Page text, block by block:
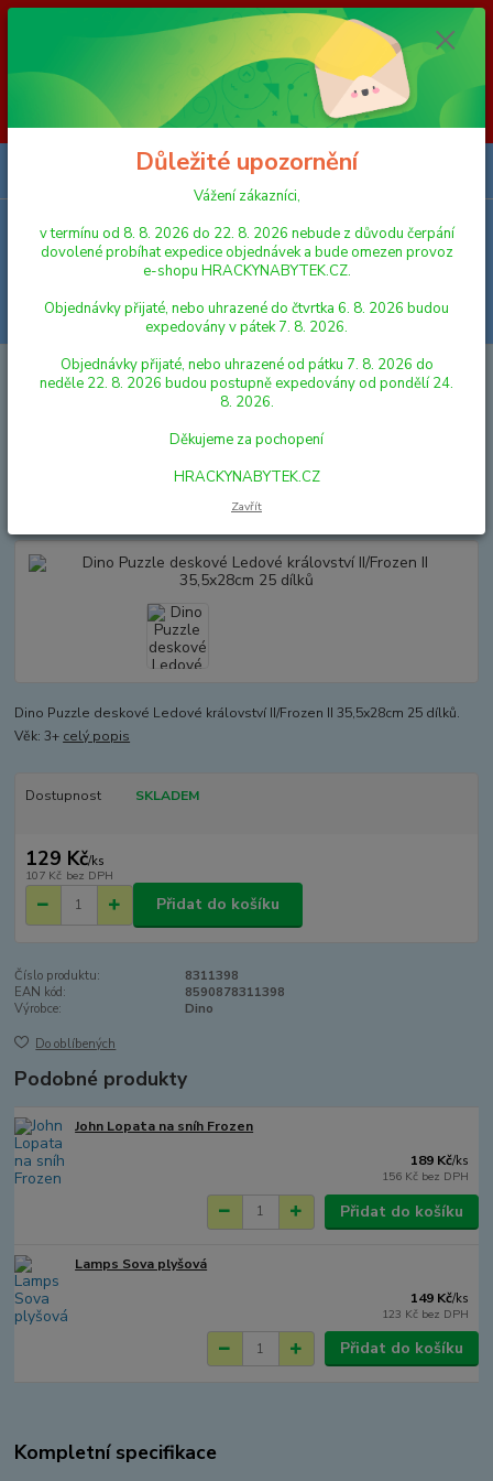
Vážení zákazníci, v termínu od 8. 8. 2026 do 23. 8. 2026 nebude z
důvodu čerpání dovolené probíhat expedice objednávek a bude omezen
provoz e-shopu HRACKYNABYTEK.CZ. Objednávky přijaté, nebo
uhrazené do čtvrtka 6. 8. 2026 budou expedovány v pátek 7. 8. 2026.
Objednávky přijaté, nebo uhrazené od pátku 7. 8. 2026 do neděle 23. 8.
2026 budou postupně expedovány od pondělí 24. 8. 2026. Děkujeme za
pochopení HRACKYNABYTEK.CZ
Menu
Hledat
PUZZLE
Dino Puzzle deskové Ledové království II/Frozen II
35,5x28cm 25 dílků
Dino Puzzle deskové Ledové
království II/Frozen II 35,5x28cm
Dino Puzzle deskové Ledové království II/Frozen II 35,5x28cm 25 dílků.
Věk: 3+ celý popis
Dostupnost SKLADEM
129 Kč/ks
107 Kč bez DPH
Přidat do košíku
Číslo produktu:
8311398
EAN kód:
8590878311398
Výrobce:
Dino
Do oblíbených
Podobné produkty
John Lopata na sníh Frozen
189 Kč/ks
156 Kč bez DPH
Přidat do košíku
Lamps Sova plyšová
149 Kč/ks
123 Kč bez DPH
Přidat do košíku
Kompletní specifikace
Důležité upozornění
Vážení zákazníci,
v termínu od 8. 8. 2026 do 22. 8. 2026 nebude z důvodu čerpání
dovolené probíhat expedice objednávek a bude omezen provoz
e-shopu HRACKYNABYTEK.CZ.
Objednávky přijaté, nebo uhrazené do čtvrtka 6. 8. 2026 budou
expedovány v pátek 7. 8. 2026.
Objednávky přijaté, nebo uhrazené od pátku 7. 8. 2026 do
neděle 22. 8. 2026 budou postupně expedovány od pondělí 24.
8. 2026.
Děkujeme za pochopení
HRACKYNABYTEK.CZ
Zavřít